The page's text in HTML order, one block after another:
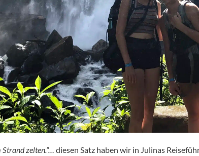
Strand zelten.“… diesen Satz haben wir in Julinas